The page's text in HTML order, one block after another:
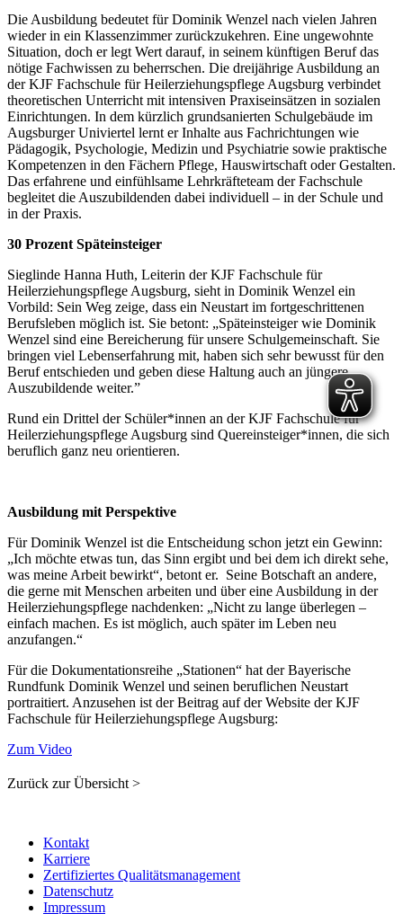
Die Ausbildung bedeutet für Dominik Wenzel nach vielen Jahren
wieder in ein Klassenzimmer zurückzukehren. Eine ungewohnte
Situation, doch er legt Wert darauf, in seinem künftigen Beruf das
nötige Fachwissen zu beherrschen. Die dreijährige Ausbildung an
der KJF Fachschule für Heilerziehungspflege Augsburg verbindet
theoretischen Unterricht mit intensiven Praxiseinsätzen in sozialen
Einrichtungen. In dem kürzlich grundsanierten Schulgebäude im
Augsburger Univiertel lernt er Inhalte aus Fachrichtungen wie
Pädagogik, Psychologie, Medizin und Psychiatrie sowie praktische
Kompetenzen in den Fächern Pflege, Hauswirtschaft oder Gestalten.
Das erfahrene und einfühlsame Lehrkräfteteam der Fachschule
begleitet die Auszubildenden dabei individuell – in der Schule und
in der Praxis.
30 Prozent Späteinsteiger
Sieglinde Hanna Huth, Leiterin der KJF Fachschule für
Heilerziehungspflege Augsburg, sieht in Dominik Wenzel ein
Vorbild: Sein Weg zeige, dass ein Neustart im fortgeschrittenen
Berufsleben möglich ist. Sie betont: „Späteinsteiger wie Dominik
Wenzel sind eine Bereicherung für unsere Schulgemeinschaft. Sie
bringen viel Lebenserfahrung mit, haben sich sehr bewusst für den
Beruf entschieden und geben diese Haltung auch an jüngere
Auszubildende weiter.”
Rund ein Drittel der Schüler*innen an der KJF Fachschule für
Heilerziehungspflege Augsburg sind Quereinsteiger*innen, die sich
beruflich ganz neu orientieren.
Ausbildung mit Perspektive
Für Dominik Wenzel ist die Entscheidung schon jetzt ein Gewinn:
„Ich möchte etwas tun, das Sinn ergibt und bei dem ich direkt sehe,
was meine Arbeit bewirkt“, betont er. Seine Botschaft an andere,
die gerne mit Menschen arbeiten und über eine Ausbildung in der
Heilerziehungspflege nachdenken: „Nicht zu lange überlegen –
einfach machen. Es ist möglich, auch später im Leben neu
anzufangen.“
Für die Dokumentationsreihe „Stationen“ hat der Bayerische
Rundfunk Dominik Wenzel und seinen beruflichen Neustart
portraitiert. Anzusehen ist der Beitrag auf der Website der KJF
Fachschule für Heilerziehungspflege Augsburg:
Zum Video
Zurück zur Übersicht >
Kontakt
Karriere
Zertifiziertes Qualitätsmanagement
Datenschutz
Impressum